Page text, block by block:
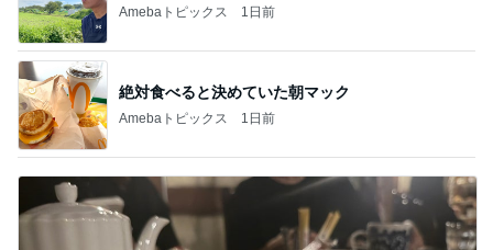
Amebaトピックス 1日前
絶対食べると決めていた朝マック
Amebaトピックス 1日前